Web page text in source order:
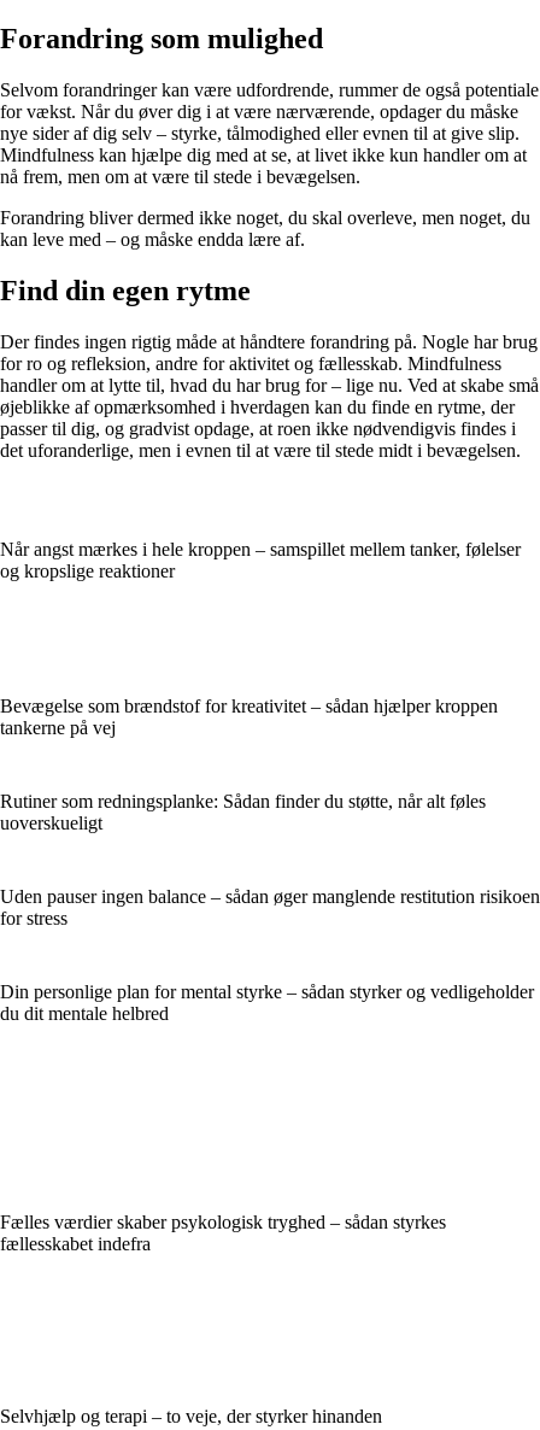
Forandring som mulighed
Selvom forandringer kan være udfordrende, rummer de også potentiale
for vækst. Når du øver dig i at være nærværende, opdager du måske
nye sider af dig selv – styrke, tålmodighed eller evnen til at give slip.
Mindfulness kan hjælpe dig med at se, at livet ikke kun handler om at
nå frem, men om at være til stede i bevægelsen.
Forandring bliver dermed ikke noget, du skal overleve, men noget, du
kan leve med – og måske endda lære af.
Find din egen rytme
Der findes ingen rigtig måde at håndtere forandring på. Nogle har brug
for ro og refleksion, andre for aktivitet og fællesskab. Mindfulness
handler om at lytte til, hvad du har brug for – lige nu. Ved at skabe små
øjeblikke af opmærksomhed i hverdagen kan du finde en rytme, der
passer til dig, og gradvist opdage, at roen ikke nødvendigvis findes i
det uforanderlige, men i evnen til at være til stede midt i bevægelsen.
Når angst mærkes i hele kroppen – samspillet mellem tanker, følelser
og kropslige reaktioner
Bevægelse som brændstof for kreativitet – sådan hjælper kroppen
tankerne på vej
Rutiner som redningsplanke: Sådan finder du støtte, når alt føles
uoverskueligt
Uden pauser ingen balance – sådan øger manglende restitution risikoen
for stress
Din personlige plan for mental styrke – sådan styrker og vedligeholder
du dit mentale helbred
Fælles værdier skaber psykologisk tryghed – sådan styrkes
fællesskabet indefra
Selvhjælp og terapi – to veje, der styrker hinanden